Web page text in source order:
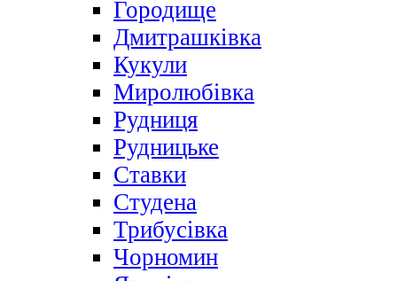
Городище
Дмитрашківка
Кукули
Миролюбівка
Рудниця
Рудницьке
Ставки
Студена
Трибусівка
Чорномин